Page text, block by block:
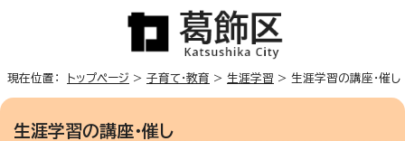
現在位置： トップページ > 子育て・教育 > 生涯学習 > 生涯学習の講座・催し
生涯学習の講座・催し